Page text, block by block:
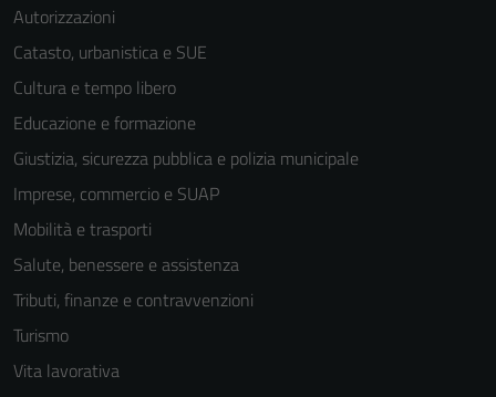
Autorizzazioni
Catasto, urbanistica e SUE
Cultura e tempo libero
Educazione e formazione
Giustizia, sicurezza pubblica e polizia municipale
Imprese, commercio e SUAP
Mobilità e trasporti
Salute, benessere e assistenza
Tributi, finanze e contravvenzioni
Turismo
Vita lavorativa